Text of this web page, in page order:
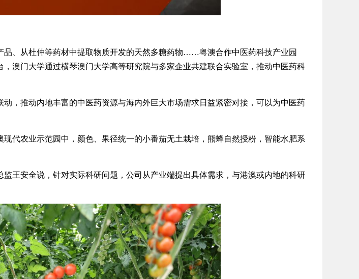
、从杜仲等药材中提取物质开发的天然多糖药物……粤澳合作中医药科技产业园
澳门大学通过横琴澳门大学高等研究院与多家企业共建联合实验室，推动中医药科
推动内地丰富的中医药资源与海内外巨大市场需求日益紧密对接，可以为中医药
农业示范园中，颜色、果径统一的小番茄无土栽培，熊蜂自然授粉，智能水肥系
安全说，针对实际科研问题，公司从产业端提出具体需求，与港澳或内地的科研